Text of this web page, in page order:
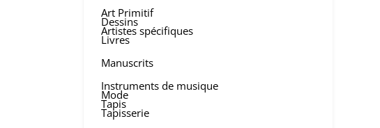
Art Primitif
Dessins
Artistes spécifiques
Livres
Manuscrits
Instruments de musique
Mode
Tapis
Tapisserie